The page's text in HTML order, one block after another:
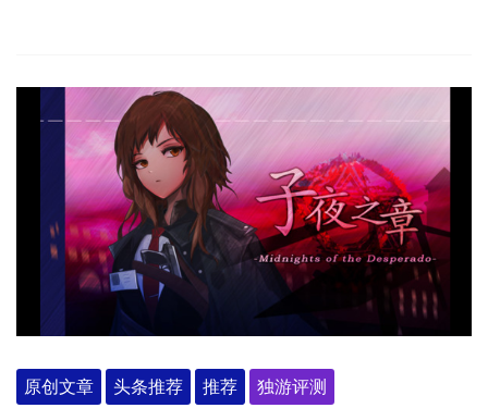
原创文章 头条推荐 推荐 独游评测